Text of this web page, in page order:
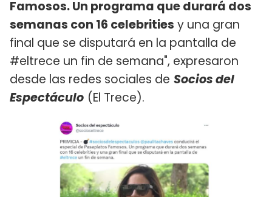
Famosos. Un programa que durará dos
semanas con 16 celebrities y una gran
final que se disputará en la pantalla de
#eltrece un fin de semana", expresaron
desde las redes sociales de Socios del
Espectáculo (El Trece).